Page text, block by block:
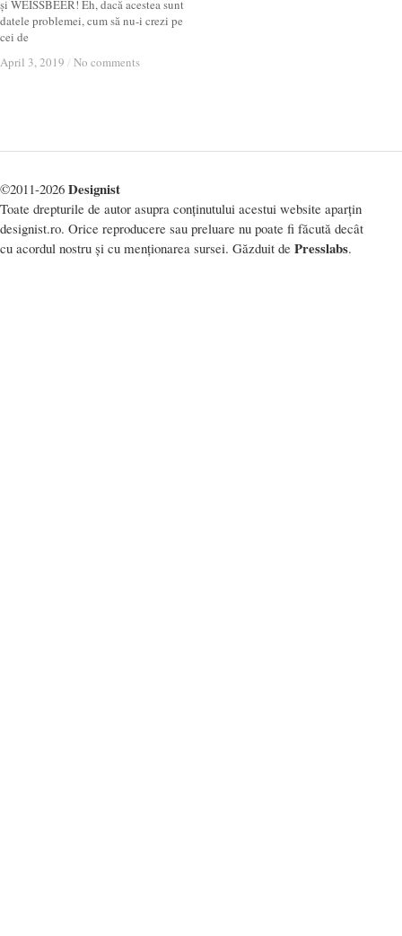
și WEISSBEER! Eh, dacă acestea sunt
datele problemei, cum să nu-i crezi pe
cei de
April 3, 2019 / No comments
April 3, 2019 / No comments
©2011-2026 Designist
Toate drepturile de autor asupra conținutului acestui website aparțin
designist.ro. Orice reproducere sau preluare nu poate fi făcută decât
cu acordul nostru și cu menționarea sursei. Găzduit de Presslabs.